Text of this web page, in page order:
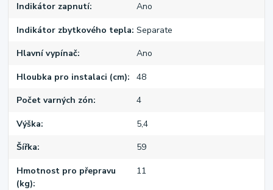
Indikátor zapnutí Ano
Indikátor zbytkového tepla Separate
Hlavní vypínač Ano
Hloubka pro instalaci (cm) 48
Počet varných zón 4
Výška 5,4
Šířka 59
Hmotnost pro přepravu
(kg)
11